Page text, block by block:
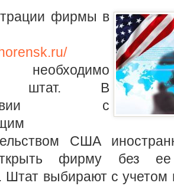
фирмы в
необходимо
штат. В
с
США
фирму без ее
Штат выбирают с учетом